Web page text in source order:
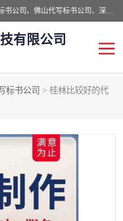
广州中赢信息科技有限公司主营：东莞代写标书公司、佛山代写标书公司、深圳代写标书公司等,食品类标书、工程类类标书,经验丰富的标书制作团队,24小时加急服务,多对一服务。
有限公司
标书公司 > 桂林比较好的代
广州代写标书公司